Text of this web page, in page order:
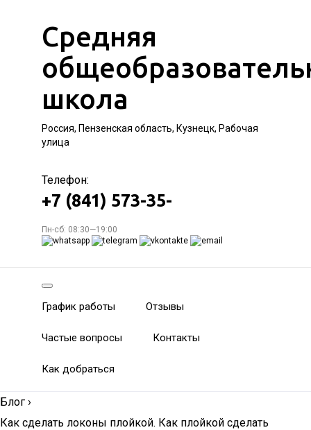
Средняя
школа
Россия, Пензенская область, Кузнецк, Рабочая
улица
Телефон:
+7 (841) 573-35-
Пн-сб: 08:30—19:00
График работы Отзывы
Частые вопросы Контакты
Как добраться
Блог ›
Как сделать локоны плойкой. Как плойкой сделать